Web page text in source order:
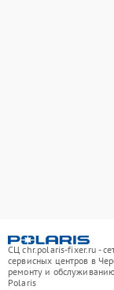
СЦ chr.polaris-fixer.ru -
сервисных центров в
ремонту и
Polaris